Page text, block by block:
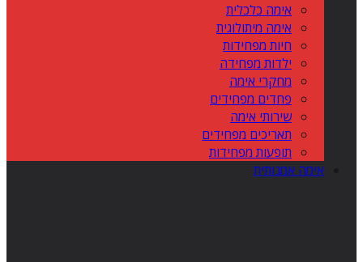
אימה כלכלית
אימה מיתולוגית
חיות מפחידות
ילדות מפחידה
מחקרי אימה
פחדים מפחידים
שירותי אימה
תאריכים מפחידים
תופעות מפחידות
אימה אמנותית